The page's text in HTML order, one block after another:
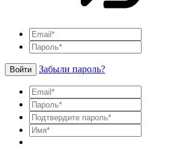
Войти Забыли пароль?